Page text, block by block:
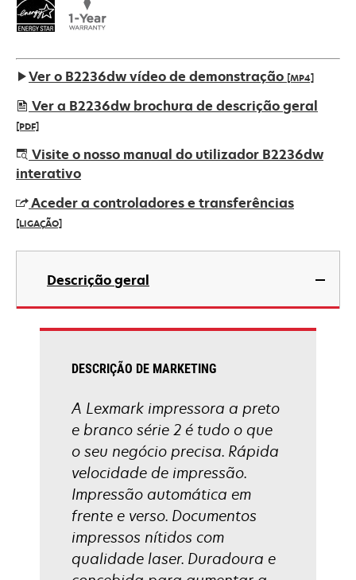
Ver o B2236dw vídeo de demonstração [MP4]
Ver a B2236dw brochura de descrição geral
[PDF]
opens
in
new
tab
Visite o nosso manual do utilizador B2236dw
interativo
Aceder a controladores e transferências
[LIGAÇÃO]
opens
new
Descrição geral
DESCRIÇÃO DE MARKETING
A Lexmark impressora a preto
e branco série 2 é tudo o que
o seu negócio precisa. Rápida
velocidade de impressão.
Impressão automática em
frente e verso. Documentos
impressos nítidos com
qualidade laser. Duradoura e